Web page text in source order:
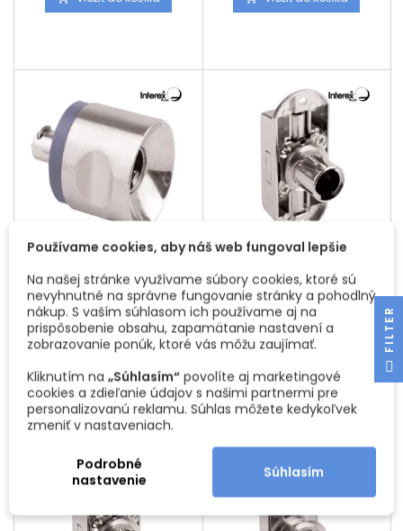
je možnosť výberu na jeden
je možnosť výberu na jeden
EXCELENT / NIKEL
Bajonetový zámok slúži na
posúvne dvere. Je nutné
dokúpiť vložku podľa
potreby. Výhodou
možnosť výberu na jeden
kľúč alebo generálneho
kľúča.
Cena
9,20 €
 Vložiť do košíka
MM EXCELENT / NIKEL
Zámok slúži na skrine kde sa
zamykajú obe krídla dverí.
Zámok zamyká do druhých
dverí a do vrchu a spodku
dĺžke 1000 mm každá. Je
nutné dokúpiť vložku podľa
potreby. Výhodou
kľúča.
Cena
38,20 €
 Vložiť do košíka
Používame cookies, aby náš web fungoval lepšie
Na našej stránke využívame súbory cookies, ktoré sú
nevyhnutné na správne fungovanie stránky a pohodlný
nákup. S vaším súhlasom ich používame aj na
prispôsobenie obsahu, zapamätanie nastavení a
zobrazovanie ponúk, ktoré vás môžu zaujímať.
Kliknutím na „Súhlasím“ povolíte aj marketingové
cookies a zdieľanie údajov s našimi partnermi pre
personalizovanú reklamu. Súhlas môžete kedykoľvek
zmeniť v nastaveniach.
Podrobné
nastavenie
Súhlasím
R